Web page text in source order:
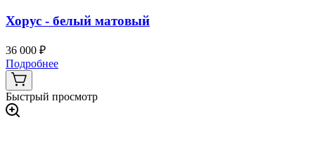
Хорус - белый матовый
36 000 ₽
Подробнее
Быстрый просмотр